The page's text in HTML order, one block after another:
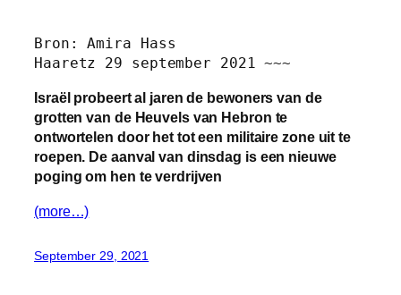
Bron: Amira Hass
Haaretz 29 september 2021 ~~~
Israël probeert al jaren de bewoners van de
grotten van de Heuvels van Hebron te
ontwortelen door het tot een militaire zone uit te
roepen. De aanval van dinsdag is een nieuwe
poging om hen te verdrijven
(more…)
September 29, 2021